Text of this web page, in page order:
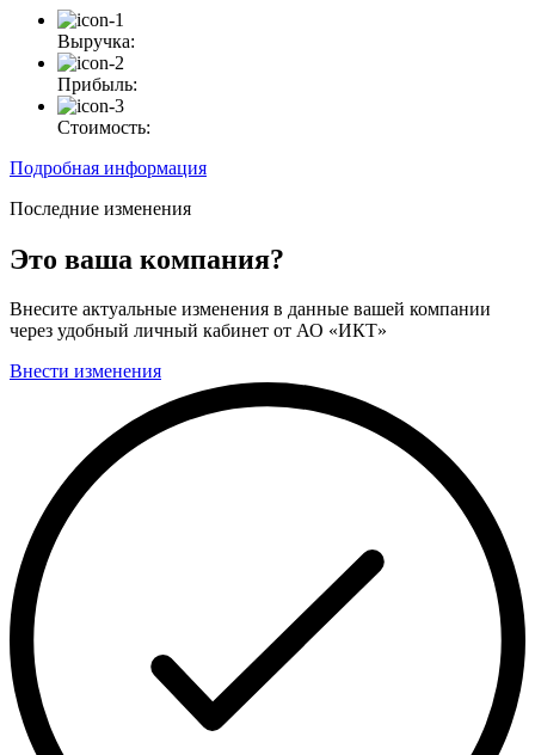
Выручка:
Прибыль:
Стоимость:
Подробная информация
Последние изменения
Это ваша компания?
Внесите актуальные изменения в данные вашей компании
через удобный личный кабинет от АО «ИКТ»
Внести изменения